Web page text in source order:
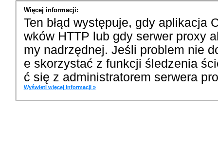
Więcej informacji:
Ten błąd występuje, gdy aplikacja
wków HTTP lub gdy serwer proxy
my nadrzędnej. Jeśli problem nie
e skorzystać z funkcji śledzenia
ć się z administratorem serwera
Wyświetl więcej informacji »